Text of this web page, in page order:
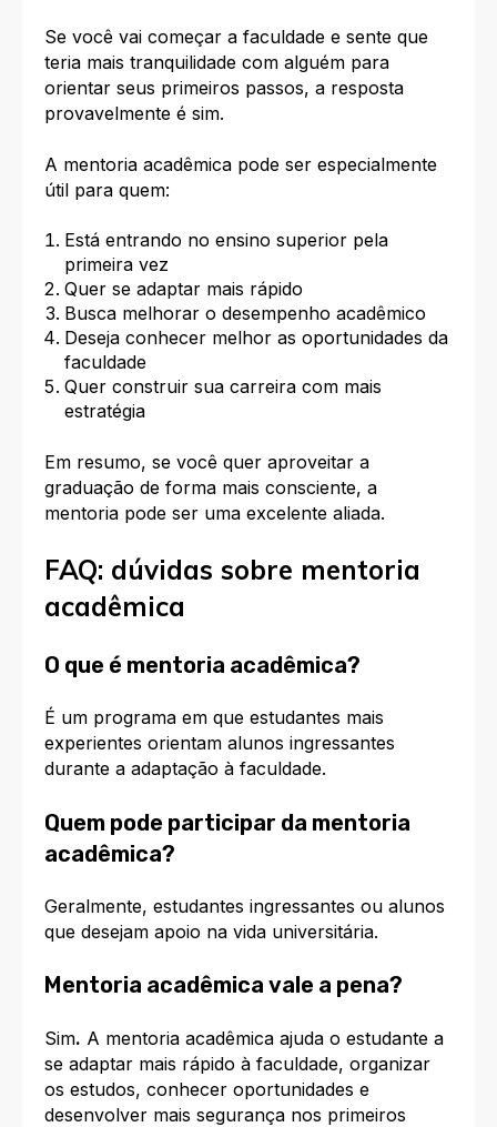
Se você vai começar a faculdade e sente que
teria mais tranquilidade com alguém para
orientar seus primeiros passos, a resposta
provavelmente é sim.
A mentoria acadêmica pode ser especialmente
útil para quem:
Está entrando no ensino superior pela
primeira vez
Quer se adaptar mais rápido
Busca melhorar o desempenho acadêmico
Deseja conhecer melhor as oportunidades da
faculdade
Quer construir sua carreira com mais
estratégia
Em resumo, se você quer aproveitar a
graduação de forma mais consciente, a
mentoria pode ser uma excelente aliada.
FAQ: dúvidas sobre mentoria
acadêmica
O que é mentoria acadêmica?
É um programa em que estudantes mais
experientes orientam alunos ingressantes
durante a adaptação à faculdade.
Quem pode participar da mentoria
acadêmica?
Geralmente, estudantes ingressantes ou alunos
que desejam apoio na vida universitária.
Mentoria acadêmica vale a pena?
Sim. A mentoria acadêmica ajuda o estudante a
se adaptar mais rápido à faculdade, organizar
os estudos, conhecer oportunidades e
desenvolver mais segurança nos primeiros